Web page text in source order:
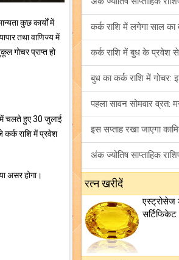
कुछ कार्यों में
तथा वाणिज्य में
गोचर प्राप्त हो
में चलते हुए 30 जुलाई
राशि में प्रवेश
असर होगा।
रत्न खरीदें
एस्ट्रोसेज